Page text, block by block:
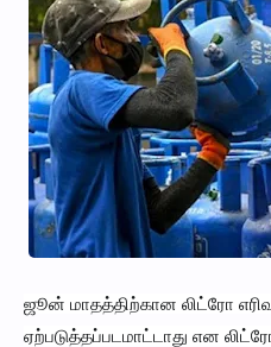
ஜூன் மாதத்திற்கான லிட்ரோ
ஏற்படுத்தப்படமாட்டாது என